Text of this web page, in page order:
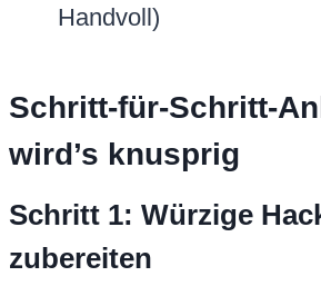
Handvoll)
Schritt-für-Schritt-
wird’s knusprig
Schritt 1: Würzige
zubereiten